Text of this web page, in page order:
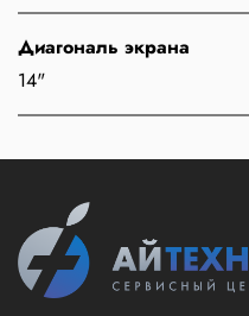
Диагональ экрана
14"